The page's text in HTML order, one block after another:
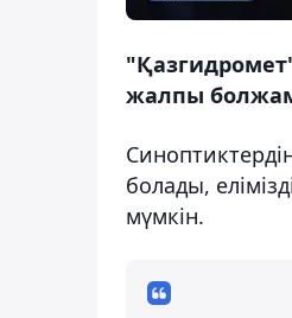
жалпы
болады,
мүмкін.